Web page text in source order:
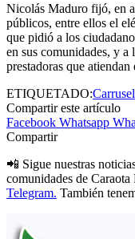
Nicolás Maduro fijó, en
públicos, entre ellos el
que pidió a los
en sus comunidades, y a
prestadoras que atiendan
ETIQUETADO:
Compartir este artículo
Facebook Whatsapp
Compartir
📲 Sigue nuestras
comunidades de
Telegram. También